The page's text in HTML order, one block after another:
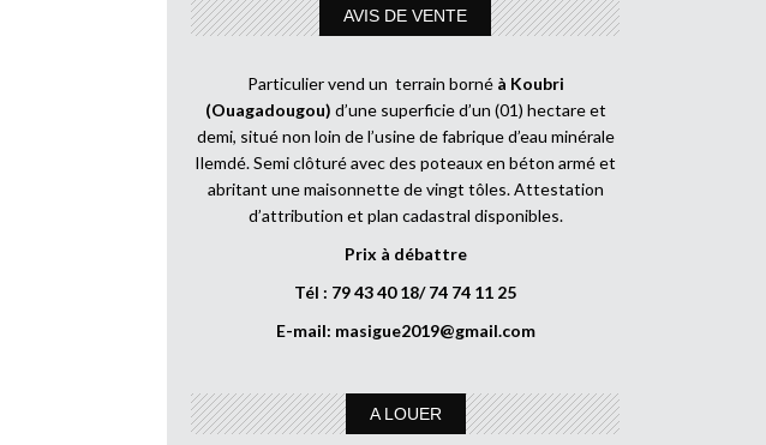
AVIS DE VENTE
Particulier vend un terrain borné à Koubri
(Ouagadougou) d’une superficie d’un (01) hectare et
demi, situé non loin de l’usine de fabrique d’eau minérale
Ilemdé. Semi clôturé avec des poteaux en béton armé et
abritant une maisonnette de vingt tôles. Attestation
d’attribution et plan cadastral disponibles.
Prix à débattre
Tél : 79 43 40 18/ 74 74 11 25
E-mail: masigue2019@gmail.com
A LOUER